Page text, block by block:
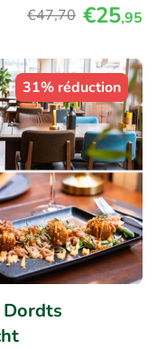
€47,70 €25,95
31% réduction